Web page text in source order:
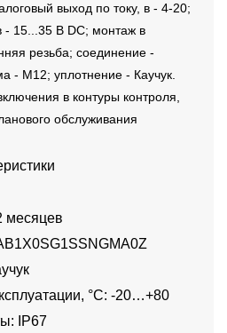
выход по току, в - 4-20;
- 15...35 В DC; монтаж в
резьба; соединение -
- M12; уплотнение - Каучук.
в контуры контроля,
обслуживания
месяцев
°C: -20…+80
IP67